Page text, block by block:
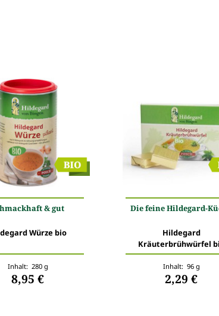
& gut
Würze bio
Inhalt: 280 g
8,95 €
Die feine Hildegard-
Hildegard
Kräuterbrühwürfel
Inhalt: 96 g
2,29 €